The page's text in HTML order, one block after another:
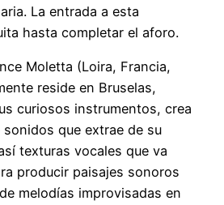
La entrada a esta
hasta completar el aforo.
Moletta (Loira, Francia,
reside en Bruselas,
curiosos instrumentos, crea
que extrae de su
texturas vocales que va
producir paisajes sonoros
melodías improvisadas en